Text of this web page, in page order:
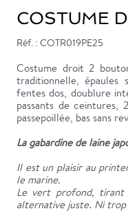
COSTUME
Réf. : COTR019PE25
Costume droit 2
traditionnelle, épaules
fentes dos, doublure
passants de ceintures,
passepoillée, bas sans
La gabardine de laine
Il est un plaisir au
le marine.
Le vert profond, tirant
alternative juste. Ni